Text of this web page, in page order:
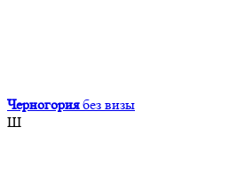
Черногория без визы
Ш